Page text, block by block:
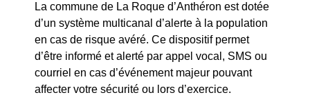
PRÉCÉDENT
La commune de La Roque d’Anthéron est dotée
d’un système multicanal d’alerte à la population
en cas de risque avéré. Ce dispositif permet
d’être informé et alerté par appel vocal, SMS ou
courriel en cas d’événement majeur pouvant
affecter votre sécurité ou lors d’exercice.